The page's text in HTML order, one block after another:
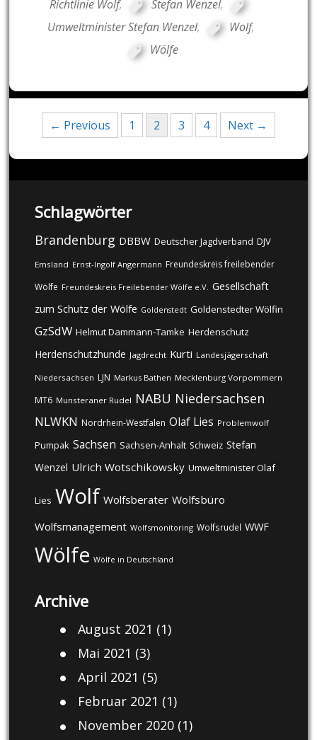
Richtlinie Wolf, Stefan Wenzel,
Umweltminister Stefan Wenzel, Wolf,
Wölfe
Posts
navigation
← Previous 1 2 3 4 Next →
Schlagwörter
Brandenburg DBBW Deutscher Jagdverband DJV
Emsland Ernst-Ingolf Angermann Freundeskreis freilebender
Wölfe Freundeskreis Freilebender Wölfe e.V. Gesellschaft
zum Schutz der Wölfe Goldenstedt Goldenstedter Wölfin
GzSdW Helmut Dammann-Tamke Herdenschutz
Herdenschutzhunde Jagdrecht Kurti Landesjägerschaft
Niedersachsen LJN Markus Bathen Mecklenburg Vorpommern
MT6 Munsteraner Rudel NABU Niedersachsen
NLWKN Nordrhein-Westfalen Olaf Lies Problemwolf
Pumpak Sachsen Sachsen-Anhalt Schweiz Stefan
Wenzel Ulrich Wotschikowsky Umweltminister Olaf
Lies Wolf Wolfsberater Wolfsbüro
Wolfsmanagement Wolfsmonitoring Wolfsrudel WWF
Wölfe Wölfe in Deutschland
Archive
August 2021 (1)
Mai 2021 (3)
April 2021 (5)
Februar 2021 (1)
November 2020(1)